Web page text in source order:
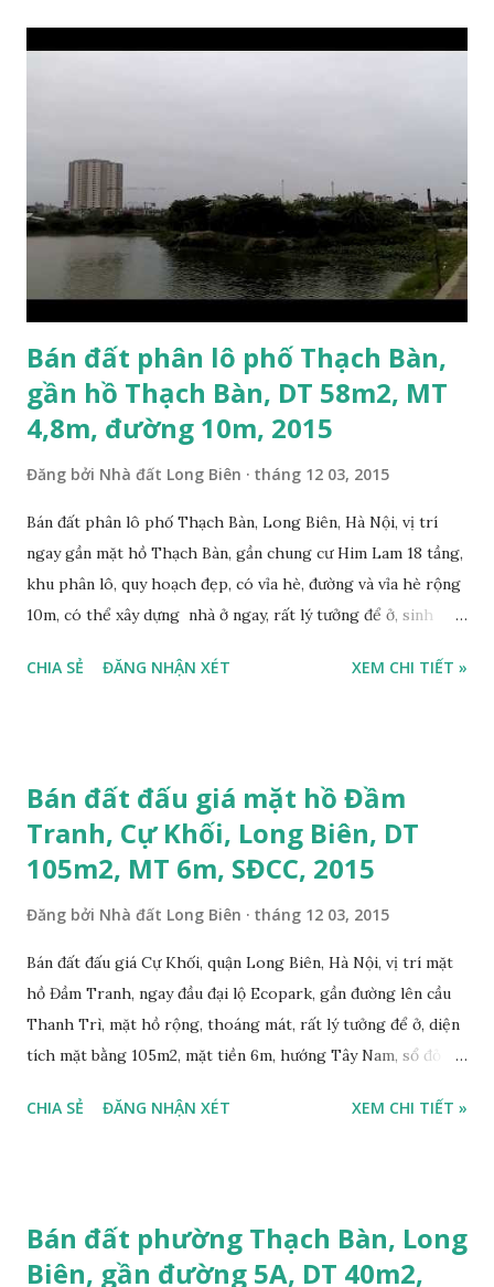
đây: https://thachban.wordpress.com/danh-sach-nha-dat-
Bán đất phân lô phố Thạch Bàn,
gần hồ Thạch Bàn, DT 58m2, MT
4,8m, đường 10m, 2015
Đăng bởi Nhà đất Long Biên tháng 12 03, 2015
Bán đất phân lô phố Thạch Bàn, Long Biên, Hà Nội, vị trí
ngay gần mặt hồ Thạch Bàn, gần chung cư Him Lam 18 tầng,
khu phân lô, quy hoạch đẹp, có vỉa hè, đường và vỉa hè rộng
10m, có thể xây dựng nhà ở ngay, rất lý tưởng để ở, sinh
non, diện tích mặt bằng 58m2, mặt tiền 4,8m, hướng Tây
lòng xem thêm thông tin Nhà đất Thạch Bàn cần bán tại đây:
https://thachban.wordpress.com/danh-sach-nha-dat-ban-
tai-thach-ban-thang-11-2015/ Video quay mặt hồ Thạch
Him Lam - Thạch Bàn 18 tầng quay ngày 02/12/2015: Vị
trí khu đất trên bản đồ bên dưới đây:
CHIA SẺ ĐĂNG NHẬN XÉT XEM CHI TIẾT »
Bán đất đấu giá mặt hồ Đầm
Tranh, Cự Khối, Long Biên, DT
105m2, MT 6m, SĐCC, 2015
Đăng bởi Nhà đất Long Biên tháng 12 03, 2015
Bán đất đấu giá Cự Khối, quận Long Biên, Hà Nội, vị trí mặt
hồ Đầm Tranh, ngay đầu đại lộ Ecopark, gần đường lên cầu
Thanh Trì, mặt hồ rộng, thoáng mát, rất lý tưởng để ở, diện
tích mặt bằng 105m2, mặt tiền 6m, hướng Tây Nam, sổ đỏ
thiện chí mua. Liên hệ: 0984999007 - 0915383393. Miễn
https://thachban.wordpress.com/danh-sach-nha-dat-ban-
tai-thach-ban-thang-11-2015/ Quý khách xem vị trí khu đất
CHIA SẺ ĐĂNG NHẬN XÉT XEM CHI TIẾT »
Bán đất phường Thạch Bàn, Long
Biên, gần đường 5A, DT 40m2,